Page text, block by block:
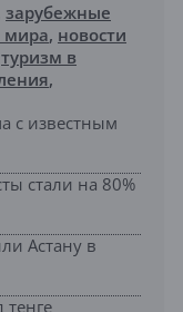
зарубежные
мира, новости
туризм в
,
с известным
стали на 80%
Астану в